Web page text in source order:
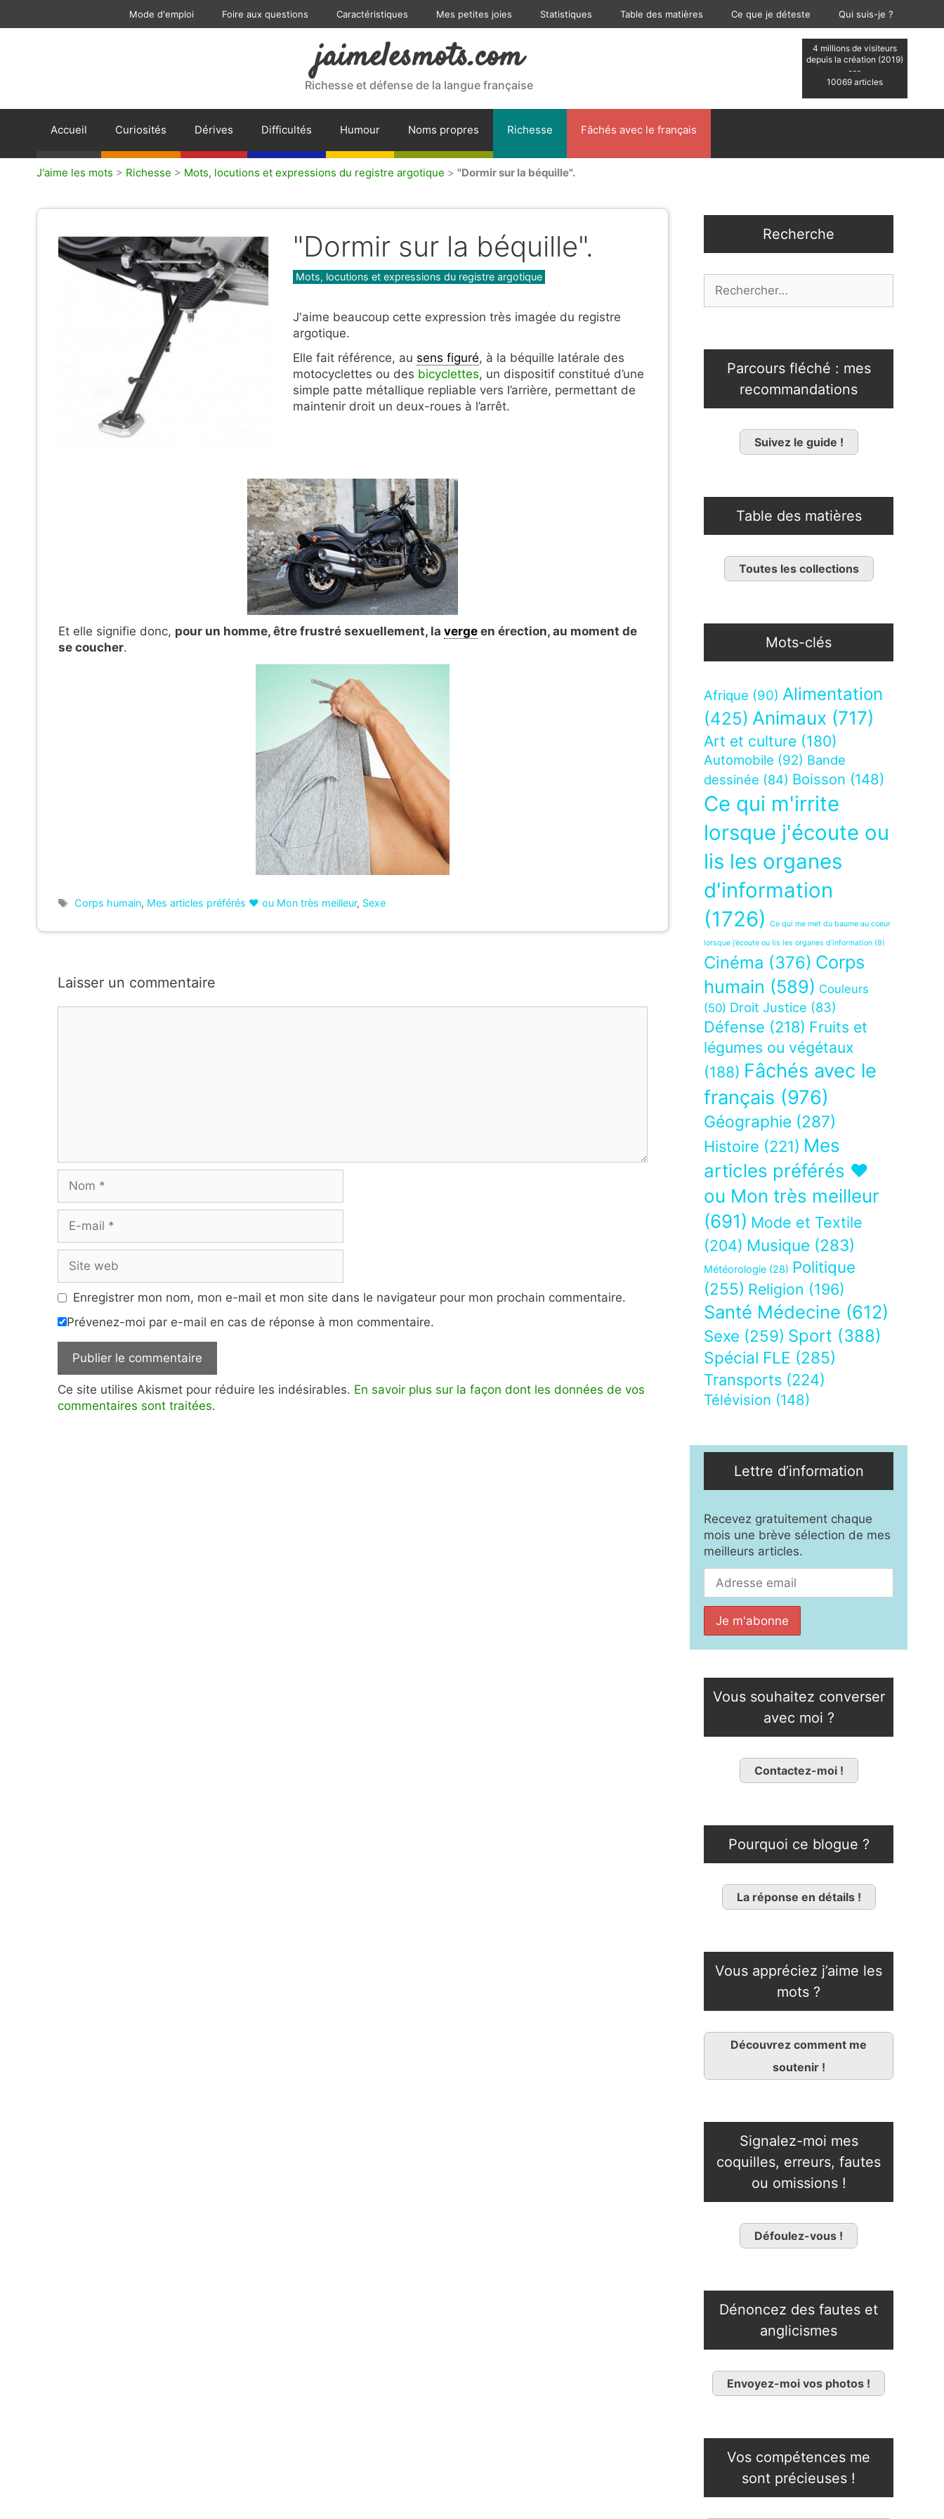
Mode d'emploi Foire aux questions Caractéristiques Mes petites joies Statistiques Table des matières Ce que je déteste Qui suis-je ?
4 millions de visiteurs
depuis la création (2019)
---
10069 articles
jaimelesmots.com
Richesse et défense de la langue française
Accueil Curiosités Dérives Difficultés Humour Noms propres Richesse Fâchés avec le français
J'aime les mots > Richesse > Mots, locutions et expressions du registre argotique > "Dormir sur la béquille".
"Dormir sur la béquille".
Catégories
Mots, locutions et expressions du registre argotique
J'aime beaucoup cette expression très imagée du registre
argotique.
Elle fait référence, au sens figuré, à la béquille latérale des
motocyclettes ou des bicyclettes, un dispositif constitué d’une
simple patte métallique repliable vers l’arrière, permettant de
maintenir droit un deux-roues à l’arrêt.
Et elle signifie donc, pour un homme, être frustré sexuellement, la verge en érection, au moment de
se coucher.
Étiquettes
Corps humain, Mes articles préférés ❤ ou Mon très meilleur, Sexe
Laisser un commentaire
mail
web
Enregistrer mon nom, mon e-mail et mon site dans le navigateur pour mon prochain commentaire.
Prévenez-moi par e-mail en cas de réponse à mon commentaire.
Ce site utilise Akismet pour réduire les indésirables. En savoir plus sur la façon dont les données de vos
commentaires sont traitées.
Recherche
Parcours fléché : mes
recommandations
Suivez le guide !
Table des matières
Toutes les collections
Mots-clés
Afrique (90) Alimentation
(425) Animaux (717)
Art et culture (180)
Automobile (92) Bande
dessinée (84) Boisson (148)
Ce qui m'irrite
lorsque j'écoute ou
lis les organes
d'information
(1726)
Ce qui me met du baume au coeur
lorsque j’écoute ou lis les organes d’information (9)
Cinéma (376) Corps
humain (589) Couleurs
(50) Droit Justice (83)
Défense (218) Fruits et
légumes ou végétaux
(188) Fâchés avec le
français (976)
Géographie (287)
Histoire (221) Mes
articles préférés ❤
ou Mon très meilleur
(691) Mode et Textile
(204) Musique (283)
Météorologie (28) Politique
(255) Religion (196)
Santé Médecine (612)
Sexe (259) Sport (388)
Spécial FLE (285)
Transports (224)
Télévision (148)
Lettre d’information
Recevez gratuitement chaque
mois une brève sélection de mes
meilleurs articles.
Vous souhaitez converser
avec moi ?
Contactez-moi !
Pourquoi ce blogue ?
La réponse en détails !
Vous appréciez j’aime les
mots ?
Découvrez comment me
soutenir !
Signalez-moi mes
coquilles, erreurs, fautes
ou omissions !
Défoulez-vous !
Dénoncez des fautes et
anglicismes
Envoyez-moi vos photos !
Vos compétences me
sont précieuses !